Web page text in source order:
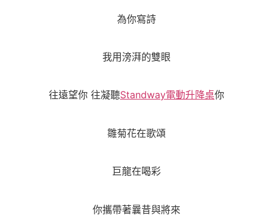
為你寫詩
我用滂湃的雙眼
往遠望你 往凝聽Standway電動升降桌你
雛菊花在歌頌
巨龍在喝彩
你攜帶著曩昔與將來